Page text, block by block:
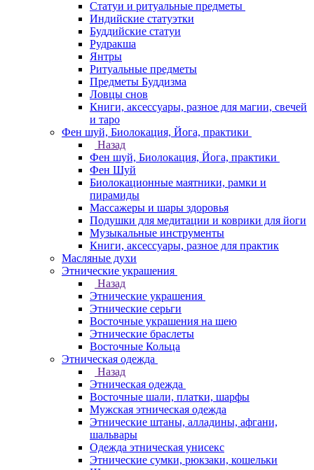
Статуи и ритуальные предметы
Индийские статуэтки
Буддийские статуи
Рудракша
Янтры
Ритуальные предметы
Предметы Буддизма
Ловцы снов
Книги, аксессуары, разное для магии, свечей
и таро
Фен шуй, Биолокация, Йога, практики
Назад
Фен шуй, Биолокация, Йога, практики
Фен Шуй
Биолокационные маятники, рамки и
пирамиды
Массажеры и шары здоровья
Подушки для медитации и коврики для йоги
Музыкальные инструменты
Книги, аксессуары, разное для практик
Масляные духи
Этнические украшения
Назад
Этнические украшения
Этнические серьги
Восточные украшения на шею
Этнические браслеты
Восточные Кольца
Этническая одежда
Назад
Этническая одежда
Восточные шали, платки, шарфы
Мужская этническая одежда
Этнические штаны, алладины, афгани,
шальвары
Одежда этническая унисекс
Этнические сумки, рюкзаки, кошельки